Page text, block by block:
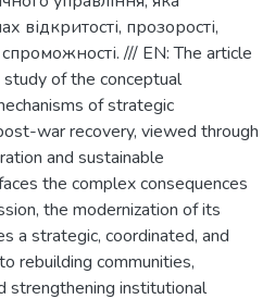
відкритості, прозорості,
спроможності. /// EN: The article
of the conceptual
of strategic
war recovery, viewed through
and sustainable
the complex consequences
the modernization of its
a strategic, coordinated, and
rebuilding communities,
strengthening institutional